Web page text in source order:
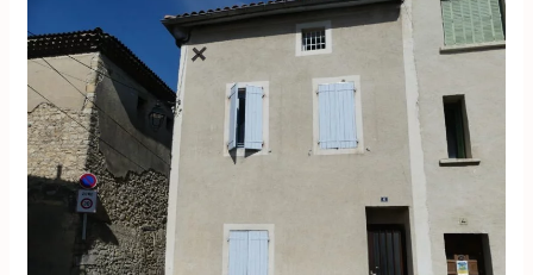
pièces
–
LIVRON
SUR
DROME